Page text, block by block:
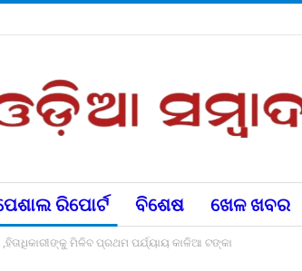
ରିପୋର୍ଟ ବିଶେଷ ଖେଳ ଖବର
ମିଳିବ ପ୍ରଥମ ପର୍ଯ୍ୟାୟ କାଳିଆ ଟଙ୍କା